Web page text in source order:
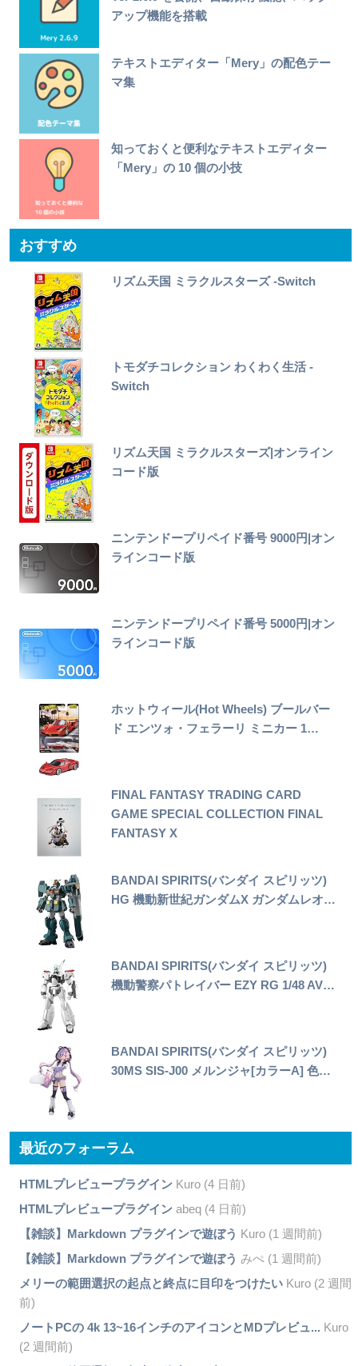
アップ機能を搭載
テキストエディター「Mery」の配色テー
マ集
知っておくと便利なテキストエディター
「Mery」の 10 個の小技
おすすめ
リズム天国 ミラクルスターズ -Switch
トモダチコレクション わくわく生活 -
Switch
リズム天国 ミラクルスターズ|オンライン
コード版
ニンテンドープリペイド番号 9000円|オン
ラインコード版
ニンテンドープリペイド番号 5000円|オン
ラインコード版
ホットウィール(Hot Wheels) ブールバー
ド エンツォ・フェラーリ ミニカー 1…
FINAL FANTASY TRADING CARD
GAME SPECIAL COLLECTION FINAL
FANTASY X
BANDAI SPIRITS(バンダイ スピリッツ)
HG 機動新世紀ガンダムX ガンダムレオ…
BANDAI SPIRITS(バンダイ スピリッツ)
機動警察パトレイバー EZY RG 1/48 AV…
BANDAI SPIRITS(バンダイ スピリッツ)
30MS SIS-J00 メルンジャ[カラーA] 色…
最近のフォーラム
HTMLプレビュープラグインKuro (4 日前)
HTMLプレビュープラグインabeq (4 日前)
【雑談】Markdown プラグインで遊ぼう Kuro (1 週間前)
【雑談】Markdown プラグインで遊ぼう みぺ (1 週間前)
メリーの範囲選択の起点と終点に目印をつけたいKuro (2 週間
前)
ノートPCの 4k 13~16インチのアイコンとMDプレビュ... Kuro
(2 週間前)